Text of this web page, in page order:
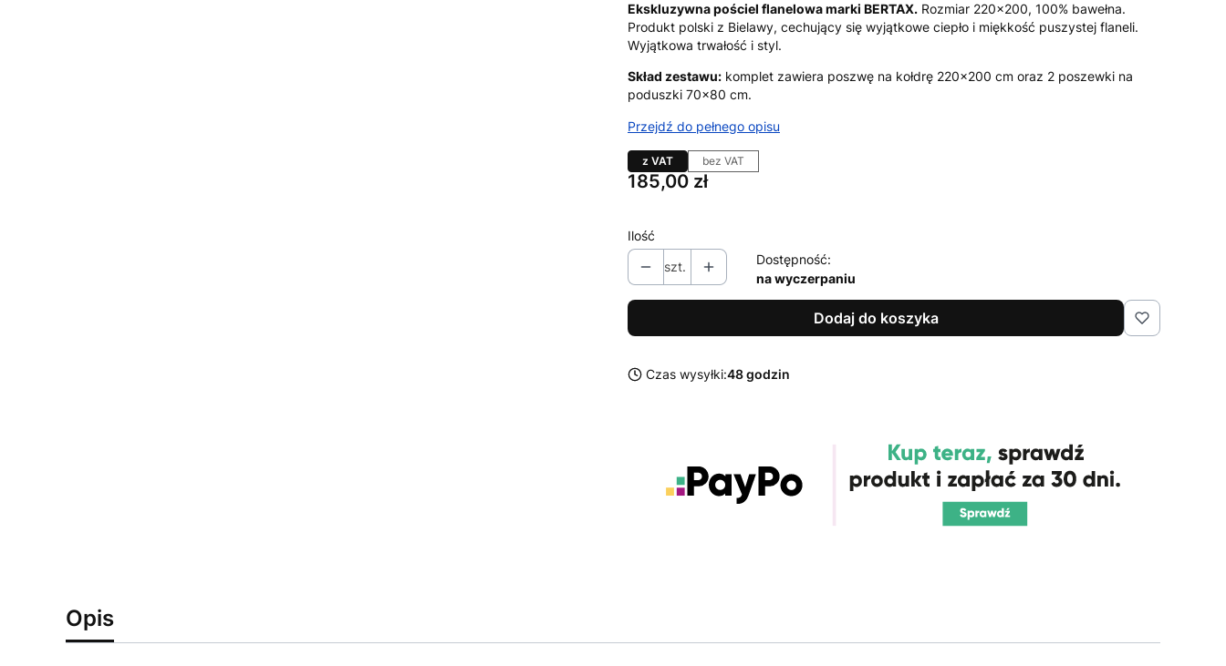
Ekskluzywna pościel flanelowa marki BERTAX. Rozmiar 220x200, 100% bawełna.
Produkt polski z Bielawy, cechujący się wyjątkowe ciepło i miękkość puszystej flaneli.
Wyjątkowa trwałość i styl.
Skład zestawu: komplet zawiera poszwę na kołdrę 220×200 cm oraz 2 poszewki na
poduszki 70×80 cm.
Przejdź do pełnego opisu
z VAT bez VAT
Cena
185,00 zł
Ilość
szt.
Dostępność:
na wyczerpaniu
Dodaj do koszyka
Czas wysyłki:48 godzin
Opis